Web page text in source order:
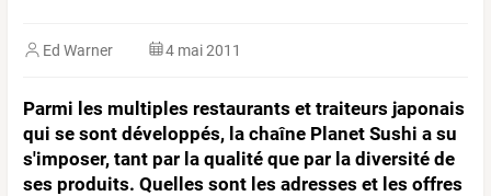
Ed Warner 4 mai 2011
Parmi les multiples restaurants et traiteurs japonais
qui se sont développés, la chaîne Planet Sushi a su
s'imposer, tant par la qualité que par la diversité de
ses produits. Quelles sont les adresses et les offres